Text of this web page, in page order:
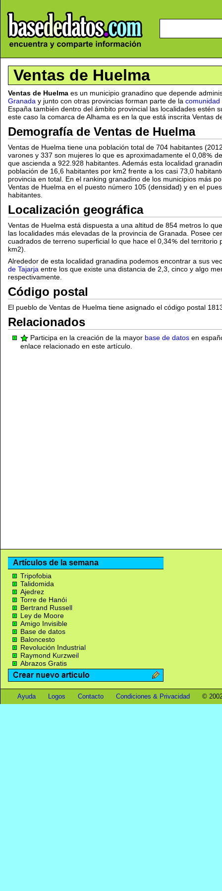
Ventas de Huelma
Ventas de Huelma es un municipio granadino que depende
Granada y junto con otras provincias forman parte de la comunidad
España también dentro del ámbito provincial las localidades estén
este caso la comarca de Alhama es en la que está inscrita Ventas
Demografía de Ventas de Huelma
Ventas de Huelma tiene una población total de 704 habitantes
varones y 337 son mujeres lo que es aproximadamente el 0,08
que ascienda a 922.928 habitantes. Además esta localidad
población de 16,6 habitantes por km2 frente a los casi 73,0
provincia en total. En el ranking granadino de los municipios más
Ventas de Huelma en el puesto número 105 (densidad) y en el
habitantes.
Localización geográfica
Ventas de Huelma está dispuesta a una altitud de 854 metros lo
las localidades más elevadas de la provincia de Granada. Posee
cuadrados de terreno superficial lo que hace el 0,34
del territorio
km2).
Alrededor de esta localidad granadina podemos encontrar a sus
de Tajarja entre los que existe una distancia de 2,3, cinco y algo
respectivamente.
Código postal
El pueblo de Ventas de Huelma tiene asignado el código postal
Relacionados
Participa en la creación de la mayor base de datos en
enlace relacionado en este artículo.
Artículos de la semana
Tripofobia
Talidomida
Ajedrez
Torre de Hanói
Bertrand Russell
Ley de Moore
Amigo Invisible
Base de datos
Baloncesto
Revolución Industrial
Raymond Kurzweil
Abrazos Gratis
Ayuda Logos Contacto Condiciones & Privacidad ©